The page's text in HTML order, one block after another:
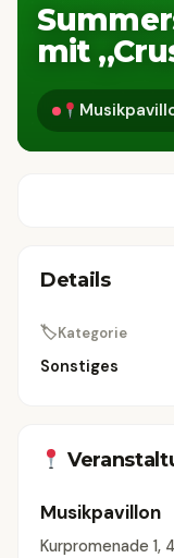
mit
Details
🏷Kategorie
Sonstiges
Musikpavillon
Kurpromenade 1,